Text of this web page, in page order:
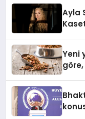
Ayla
Yeni